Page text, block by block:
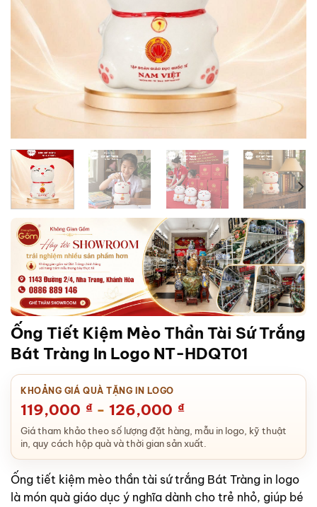
Ống Tiết Kiệm Mèo Thần Tài Sứ Trắng
Bát Tràng In Logo NT-HDQT01
KHOẢNG GIÁ QUÀ TẶNG IN LOGO
119,000 ₫ - 126,000 ₫
Giá tham khảo theo số lượng đặt hàng, mẫu in logo, kỹ thuật
in, quy cách hộp quà và thời gian sản xuất.
Ống tiết kiệm mèo thần tài sứ trắng Bát Tràng in logo
là món quà giáo dục ý nghĩa dành cho trẻ nhỏ, giúp bé